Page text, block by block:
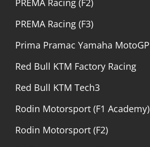
PREMA Racing (F2)
PREMA Racing (F3)
Prima Pramac Yamaha MotoGP
Red Bull KTM Factory Racing
Red Bull KTM Tech3
Rodin Motorsport (F1 Academy)
Rodin Motorsport (F2)